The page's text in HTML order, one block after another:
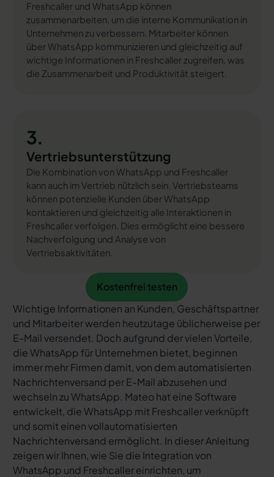
Freshcaller und WhatsApp können
zusammenarbeiten, um die interne Kommunikation in
Unternehmen zu verbessern. Mitarbeiter können
über WhatsApp kommunizieren und gleichzeitig auf
wichtige Informationen in Freshcaller zugreifen, was
die Zusammenarbeit und Produktivität steigert.
3.
Vertriebsunterstützung
Die Kombination von WhatsApp und Freshcaller
kann auch im Vertrieb nützlich sein. Vertriebsteams
können potenzielle Kunden über WhatsApp
kontaktieren und gleichzeitig alle Interaktionen in
Freshcaller verfolgen. Dies ermöglicht eine bessere
Nachverfolgung und Analyse von
Vertriebsaktivitäten.
Kostenfrei testen
Kostenfrei testen
Wichtige Informationen an Kunden, Geschäftspartner
und Mitarbeiter werden heutzutage üblicherweise per
E-Mail versendet. Doch aufgrund der vielen Vorteile,
die WhatsApp für Unternehmen bietet, beginnen
immer mehr Firmen damit, von dem automatisierten
Nachrichtenversand per E-Mail abzusehen und
wechseln zu WhatsApp. Mateo hat eine Software
entwickelt, die WhatsApp mit Freshcaller verknüpft
und somit einen vollautomatisierten
Nachrichtenversand ermöglicht. In dieser Anleitung
zeigen wir Ihnen, wie Sie die Integration von
WhatsApp und Freshcaller einrichten, um